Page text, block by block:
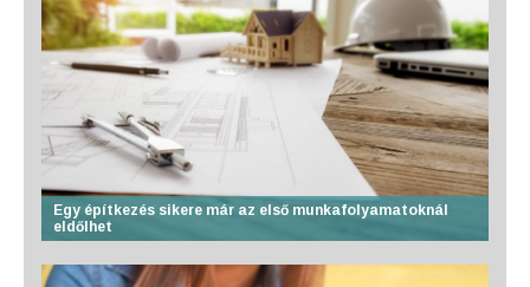
Egy építkezés sikere már az első munkafolyamatoknál
eldőlhet